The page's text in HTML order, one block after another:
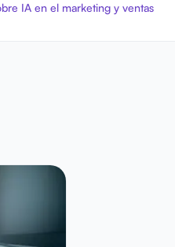
IA en el marketing y ventas